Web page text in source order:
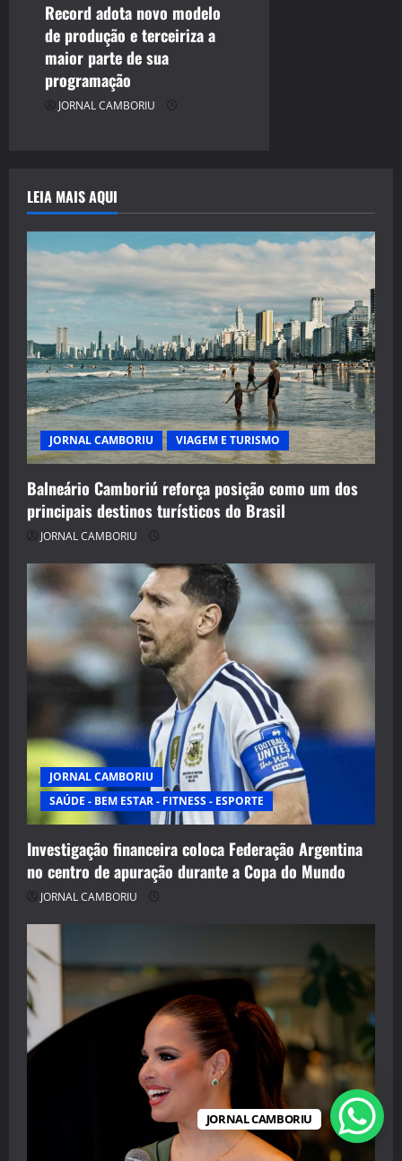
Record adota novo modelo
de produção e terceiriza a
maior parte de sua
programação
JORNAL CAMBORIU
LEIA MAIS AQUI
JORNAL CAMBORIU VIAGEM E TURISMO
Balneário Camboriú reforça posição como um dos
principais destinos turísticos do Brasil
JORNAL CAMBORIU
JORNAL CAMBORIU
SAÚDE - BEM ESTAR - FITNESS - ESPORTE
Investigação financeira coloca Federação Argentina
no centro de apuração durante a Copa do Mundo
JORNAL CAMBORIU
JORNAL CAMBORIU